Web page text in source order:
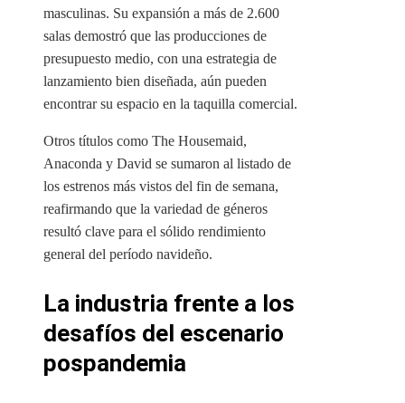
masculinas. Su expansión a más de 2.600
salas demostró que las producciones de
presupuesto medio, con una estrategia de
lanzamiento bien diseñada, aún pueden
encontrar su espacio en la taquilla comercial.
Otros títulos como The Housemaid,
Anaconda y David se sumaron al listado de
los estrenos más vistos del fin de semana,
reafirmando que la variedad de géneros
resultó clave para el sólido rendimiento
general del período navideño.
La industria frente a los
desafíos del escenario
pospandemia